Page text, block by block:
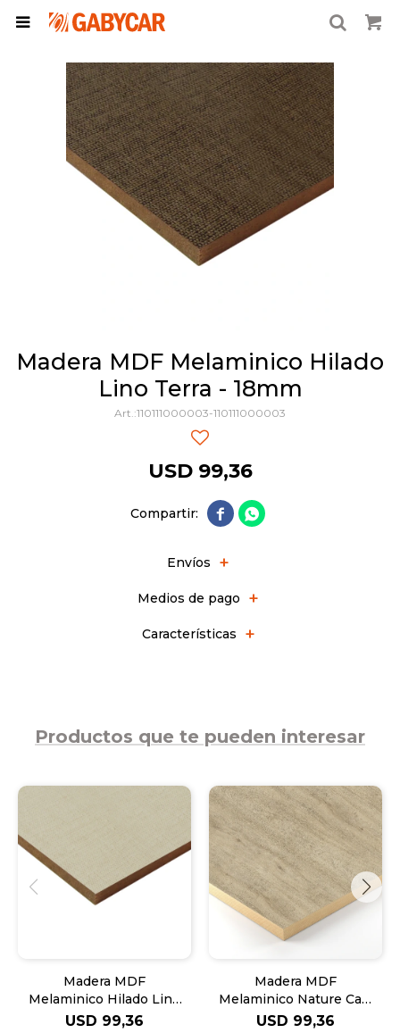

Madera MDF Melaminico Hilado
Lino Terra - 18mm
110111000003-110111000003
USD 99,36
 
Envíos
Medios de pago
Características
Productos que te pueden interesar
Madera MDF
Melaminico Hilado Lino
Chiaro - 18mm
USD 99,36
Madera MDF
Melaminico Nature Caju
(065) - 18mm
USD 99,36